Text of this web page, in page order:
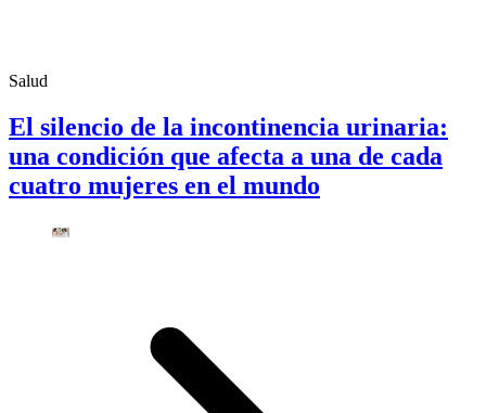
Salud
El silencio de la incontinencia urinaria:
una condición que afecta a una de cada
cuatro mujeres en el mundo